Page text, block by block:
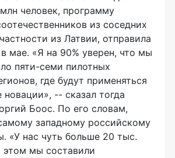
человек, программу
из соседних
из Латвии, отправила
мае. «Я на 90% уверен, что мы
пяти-семи пилотных
где будут применяться
-- сказал тогда
Боос. По его словам,
западному российскому
«У нас чуть больше 20 тыс.
этом мы составили